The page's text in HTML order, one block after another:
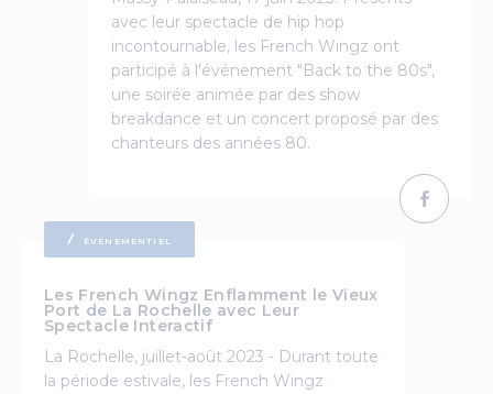
avec leur spectacle de hip hop
incontournable, les French Wingz ont
participé à l'événement "Back to the 80s",
une soirée animée par des show
breakdance et un concert proposé par des
chanteurs des années 80.
ÉVÉNEMENTIEL
Les French Wingz Enflamment le Vieux
Port de La Rochelle avec Leur
Spectacle Interactif
La Rochelle, juillet-août 2023 - Durant toute
la période estivale, les French Wingz